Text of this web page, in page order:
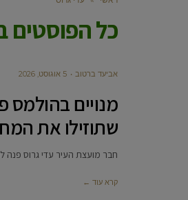
כל הפוסטים
אביעד ברטוב 5 אוגוסט, 2026
מנויים בהולמס
שתוזילו את
חבר מועצת העיר עדי גרוס פנה
קרא עוד ←